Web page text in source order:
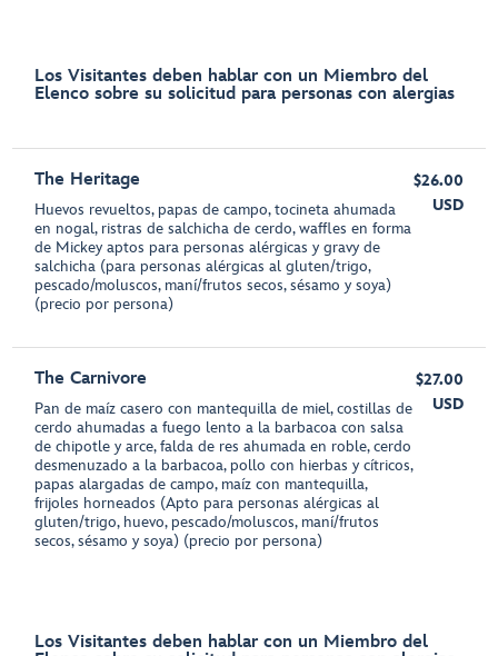
Los Visitantes deben hablar con un Miembro del
Elenco sobre su solicitud para personas con alergias
The Heritage
Huevos revueltos, papas de campo, tocineta ahumada
en nogal, ristras de salchicha de cerdo, waffles en forma
de Mickey aptos para personas alérgicas y gravy de
salchicha (para personas alérgicas al gluten/trigo,
pescado/moluscos, maní/frutos secos, sésamo y soya)
(precio por persona)
$26.00
USD
The Carnivore
Pan de maíz casero con mantequilla de miel, costillas de
cerdo ahumadas a fuego lento a la barbacoa con salsa
de chipotle y arce, falda de res ahumada en roble, cerdo
desmenuzado a la barbacoa, pollo con hierbas y cítricos,
papas alargadas de campo, maíz con mantequilla,
frijoles horneados (Apto para personas alérgicas al
gluten/trigo, huevo, pescado/moluscos, maní/frutos
secos, sésamo y soya) (precio por persona)
$27.00
USD
Los Visitantes deben hablar con un Miembro del